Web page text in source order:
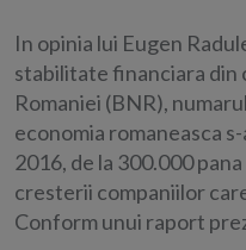
In opinia lui Eugen
stabilitate financiara din
Romaniei (BNR),
economia romaneasca
2016, de la 300.000
cresterii companiilor
Conform unui raport